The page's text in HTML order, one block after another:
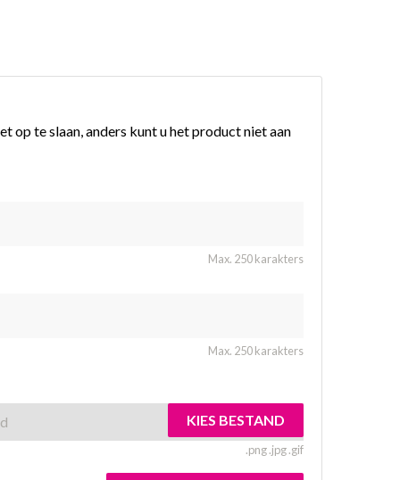
op te slaan, anders kunt u het product niet aan
Max. 250 karakters
Max. 250 karakters
KIES BESTAND
.png .jpg .gif